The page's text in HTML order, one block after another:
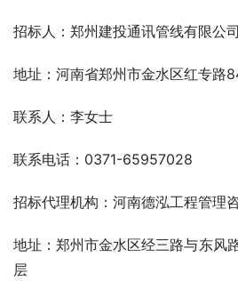
招标人：郑州建投通讯管线有限公司
地址：河南省郑州市金水区红专路
联系人：李女士
联系电话：0371-65957028
招标代理机构：河南德泓工程管理
地址：郑州市金水区经三路与东风
层